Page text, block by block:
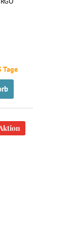
Tage